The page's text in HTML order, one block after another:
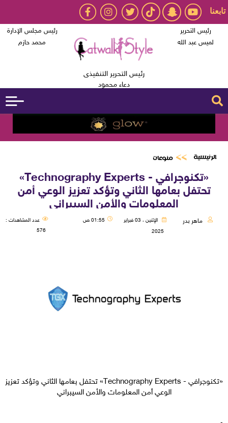
تابعنا
رئيس التحرير
لميس عبد الله
رئيس التحرير التنفيذى
دعاء محمود
رئيس مجلس الإدارة
محمد حازم
الرئيسية منوعات
«تكنوجرافي - Technography Experts»
تحتفل بعامها الثاني وتؤكد تعزيز الوعي أمن
المعلومات والأمن السيبراني
ماهر بدر
الإثنين ، 03 فبراير
2025
01:55 ص
عدد المشاهدات :
576
«تكنوجرافي - Technography Experts» تحتفل بعامها الثاني وتؤكد تعزيز
الوعي أمن المعلومات والأمن السيبراني